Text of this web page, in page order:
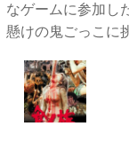
なゲームに参加し
懸けの鬼ごっこに